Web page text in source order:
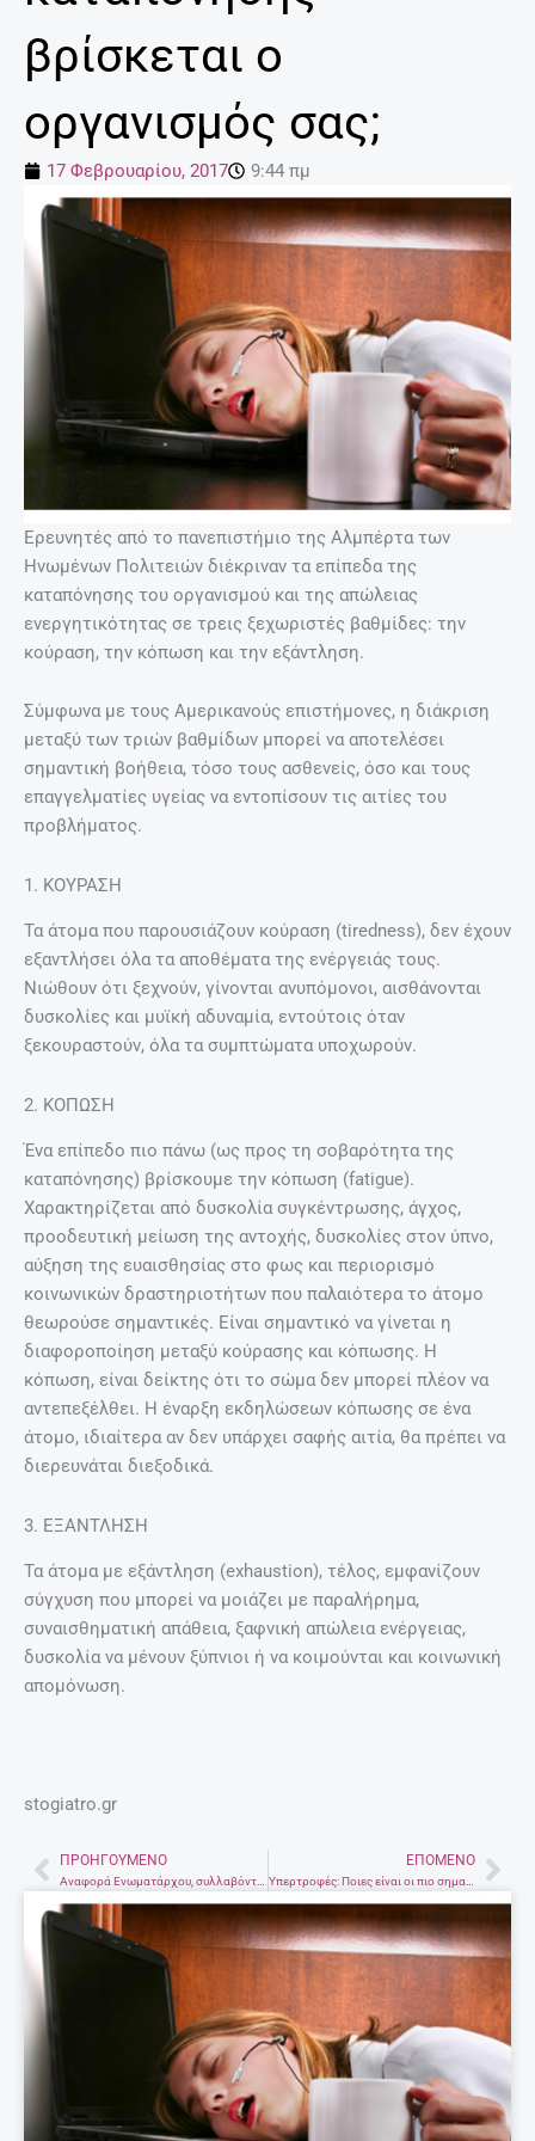
βρίσκεται ο
οργανισμός σας;
17 Φεβρουαρίου, 2017 9:44 πμ
Ερευνητές από το πανεπιστήμιο της Αλμπέρτα των
Ηνωμένων Πολιτειών διέκριναν τα επίπεδα της
καταπόνησης του οργανισμού και της απώλειας
ενεργητικότητας σε τρεις ξεχωριστές βαθμίδες: την
κούραση, την κόπωση και την εξάντληση.
Σύμφωνα με τους Αμερικανούς επιστήμονες, η διάκριση
μεταξύ των τριών βαθμίδων μπορεί να αποτελέσει
σημαντική βοήθεια, τόσο τους ασθενείς, όσο και τους
επαγγελματίες υγείας να εντοπίσουν τις αιτίες του
προβλήματος.
1. ΚΟΥΡΑΣΗ
Τα άτομα που παρουσιάζουν κούραση (tiredness), δεν έχουν
εξαντλήσει όλα τα αποθέματα της ενέργειάς τους.
Νιώθουν ότι ξεχνούν, γίνονται ανυπόμονοι, αισθάνονται
δυσκολίες και μυϊκή αδυναμία, εντούτοις όταν
ξεκουραστούν, όλα τα συμπτώματα υποχωρούν.
2. ΚΟΠΩΣΗ
Ένα επίπεδο πιο πάνω (ως προς τη σοβαρότητα της
καταπόνησης) βρίσκουμε την κόπωση (fatigue).
Χαρακτηρίζεται από δυσκολία συγκέντρωσης, άγχος,
προοδευτική μείωση της αντοχής, δυσκολίες στον ύπνο,
αύξηση της ευαισθησίας στο φως και περιορισμό
κοινωνικών δραστηριοτήτων που παλαιότερα το άτομο
θεωρούσε σημαντικές. Είναι σημαντικό να γίνεται η
διαφοροποίηση μεταξύ κούρασης και κόπωσης. Η
κόπωση, είναι δείκτης ότι το σώμα δεν μπορεί πλέον να
αντεπεξέλθει. Η έναρξη εκδηλώσεων κόπωσης σε ένα
άτομο, ιδιαίτερα αν δεν υπάρχει σαφής αιτία, θα πρέπει να
διερευνάται διεξοδικά.
3. ΕΞΑΝΤΛΗΣΗ
Τα άτομα με εξάντληση (exhaustion), τέλος, εμφανίζουν
σύγχυση που μπορεί να μοιάζει με παραλήρημα,
συναισθηματική απάθεια, ξαφνική απώλεια ενέργειας,
δυσκολία να μένουν ξύπνιοι ή να κοιμούνται και κοινωνική
απομόνωση.
stogiatro.gr
Prev
ΠΡΟΗΓΟΎΜΕΝΟ ΕΠΌΜΕΝΟ